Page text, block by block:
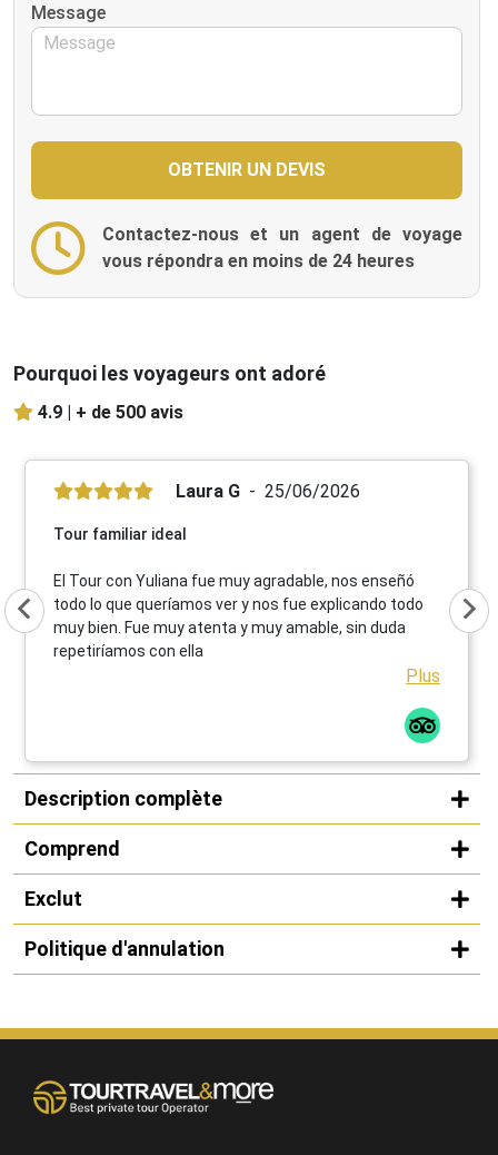
Message
Contactez-nous et un agent de voyage
vous répondra en moins de 24 heures
Pourquoi les voyageurs ont adoré
4.9 | + de 500 avis
Laura G 25/06/2026
Tour familiar ideal
El Tour con Yuliana fue muy agradable, nos enseñó
todo lo que queríamos ver y nos fue explicando todo
muy bien. Fue muy atenta y muy amable, sin duda
repetiríamos con ella
Plus
Description complète
Comprend
Exclut
Politique d'annulation